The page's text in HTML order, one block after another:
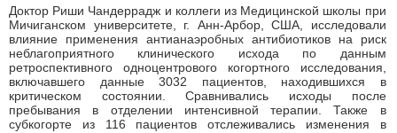
Доктор Риши Чандеррадж и коллеги из Медицинской школы при
Мичиганском университете, г. Анн-Арбор, США, исследовали
влияние применения антианаэробных антибиотиков на риск
неблагоприятного клинического исхода по данным
ретроспективного одноцентрового когортного исследования,
включавшего данные 3032 пациентов, находившихся в
критическом состоянии. Сравнивались исходы после
пребывания в отделении интенсивной терапии. Также в
субкогорте из 116 пациентов отслеживались изменения в